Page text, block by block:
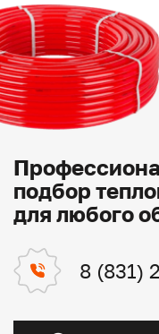
подбор
для любого
8 (831)